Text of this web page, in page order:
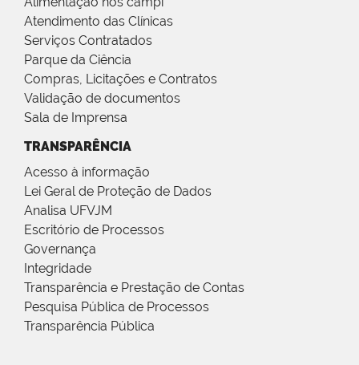
Atendimento das Clínicas
Serviços Contratados
Parque da Ciência
Compras, Licitações e Contratos
Validação de documentos
Sala de Imprensa
TRANSPARÊNCIA
Acesso à informação
Lei Geral de Proteção de Dados
Analisa UFVJM
Escritório de Processos
Governança
Integridade
Transparência e Prestação de Contas
Pesquisa Pública de Processos
Transparência Pública